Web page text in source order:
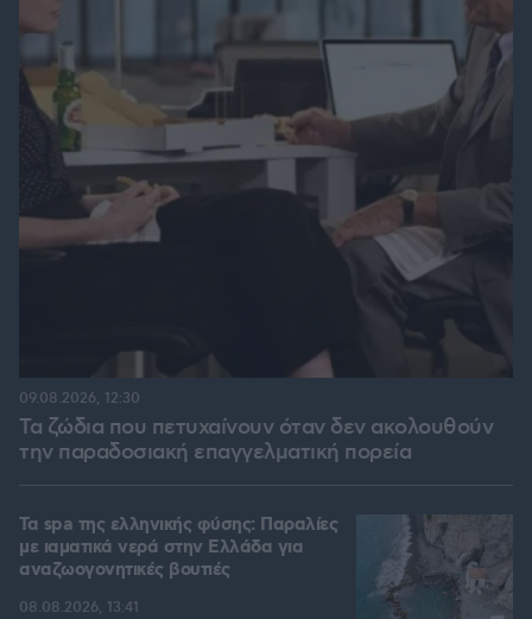
Τα ζώδια που πετυχαίνουν όταν δεν ακολουθούν
την παραδοσιακή επαγγελματική πορεία
09.08.2026, 12:30
Τα spa της ελληνικής φύσης: Παραλίες
με ιαματικά νερά στην Ελλάδα για
αναζωογονητικές βουτιές
08.08.2026, 13:41